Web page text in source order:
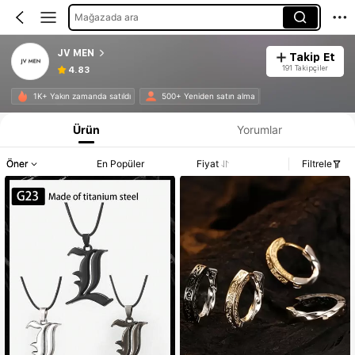
Mağazada ara
JV MEN
4.83
Takip Et
191 Takipçiler
1K+ Yakın zamanda satıldı 500+ Yeniden satın alma
Ürün Yorumlar
Öner En Popüler Fiyat Filtrele